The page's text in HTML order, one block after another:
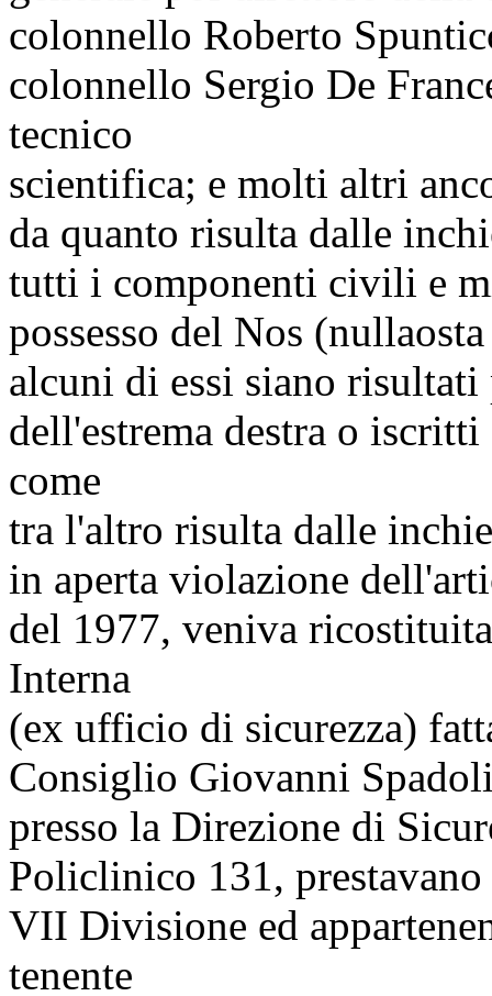
colonnello Roberto
colonnello Sergio De
tecnico
scientifica; e molti altri
da quanto risulta dalle
tutti i componenti civili e
possesso del Nos
alcuni di essi siano
dell'estrema destra o
come
tra l'altro risulta dalle
in aperta violazione
del 1977, veniva
Interna
(ex ufficio di sicurezza)
Consiglio Giovanni
presso la Direzione di
Policlinico 131,
VII Divisione ed
tenente